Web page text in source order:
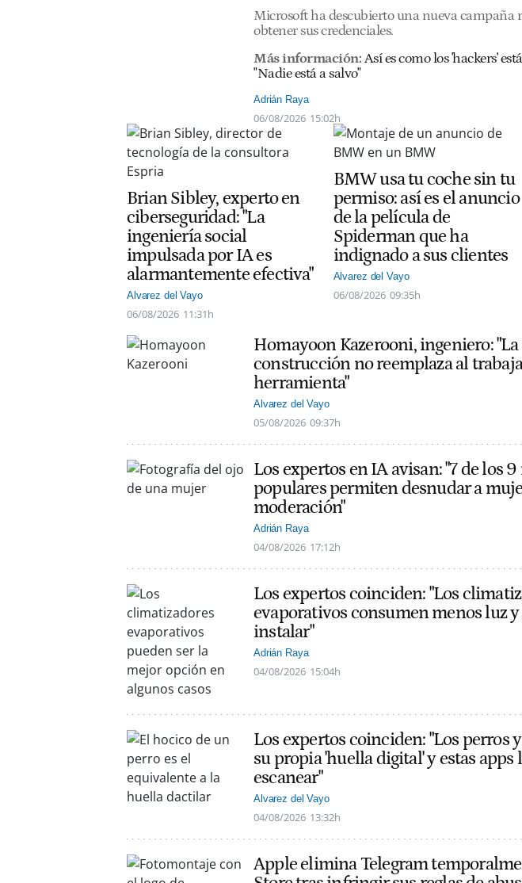
Microsoft ha descubierto una nueva campaña
obtener sus credenciales.
Más información: Así es como los 'hackers'
"Nadie está a salvo"
Adrián Raya
06/08/2026 15:02h
Brian Sibley, experto en
ciberseguridad: "La
ingeniería social
impulsada por IA es
alarmantemente efectiva"
Alvarez del Vayo
06/08/2026 11:31h
BMW usa tu coche sin tu
permiso: así es el anuncio
de la película de
Spiderman que ha
indignado a sus clientes
Alvarez del Vayo
06/08/2026 09:35h
Homayoon Kazerooni, ingeniero:
construcción no reemplaza al
herramienta"
Alvarez del Vayo
05/08/2026 09:37h
Los expertos en IA avisan: "7 de los
populares permiten desnudar a
moderación"
Adrián Raya
04/08/2026 17:12h
Los expertos coinciden: "Los
evaporativos consumen menos luz
instalar"
Adrián Raya
04/08/2026 15:04h
Los expertos coinciden: "Los perros
su propia 'huella digital' y estas apps
escanear"
Alvarez del Vayo
04/08/2026 13:32h
Apple elimina Telegram